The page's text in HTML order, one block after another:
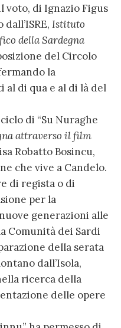
voto, di Ignazio Figus
Istituto
della Sardegna
del Circolo
la
al di qua e al di là del
di “Su Nuraghe
attraverso il film
Robatto Bosincu,
che vive a Candelo.
di regista o di
per la
generazioni alle
Comunità dei Sardi
della serata
dall’Isola,
ricerca della
delle opere